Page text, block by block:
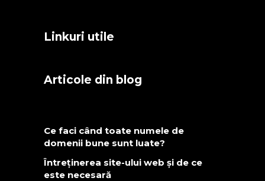
Linkuri utile
Articole din blog
Ce faci când toate numele de
domenii bune sunt luate?
Întreținerea site-ului web și de ce
este necesară